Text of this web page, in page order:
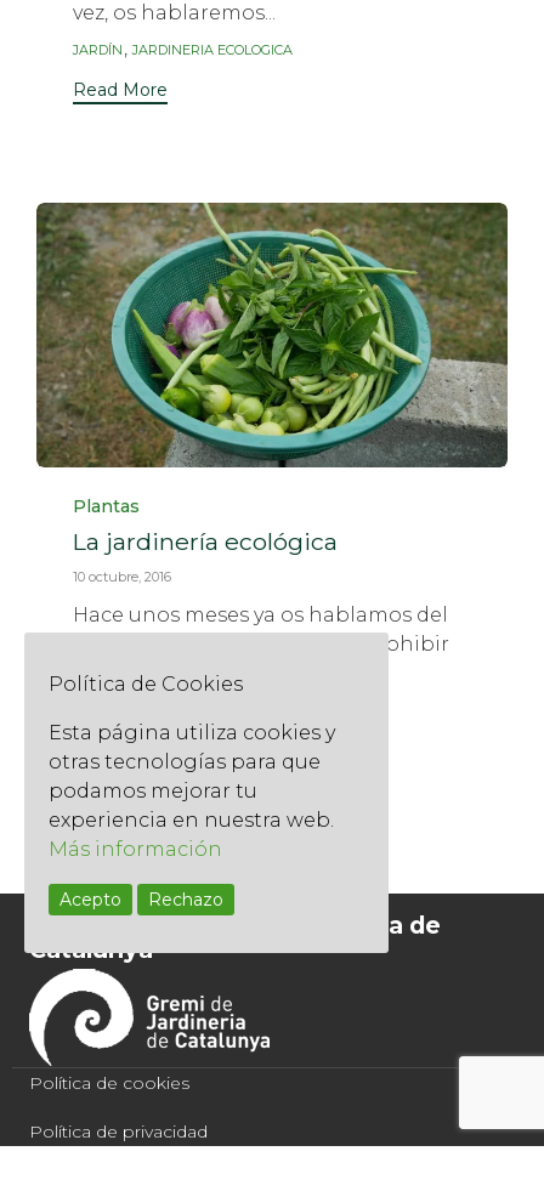
vez, os hablaremos...
Tags
JARDÍN ,JARDINERIA ECOLOGICA
Read More
Category
Plantas
La jardinería ecológica
10 octubre, 2016
Hace unos meses ya os hablamos del
Glifosato, Barcelona decidió prohibir
su uso en zonas...
JARDINERIA ECOLOGICA
Read More
Socios del Gremi de Jardineria de
Catalunya
Política de cookies
Política de privacidad
Política de Cookies
Esta página utiliza cookies y
otras tecnologías para que
podamos mejorar tu
experiencia en nuestra web.
Más información
Acepto Rechazo